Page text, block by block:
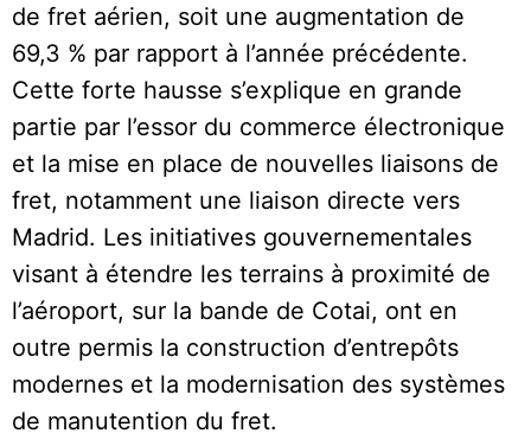
de fret aérien, soit une augmentation de
69,3 % par rapport à l’année précédente.
Cette forte hausse s’explique en grande
partie par l’essor du commerce électronique
et la mise en place de nouvelles liaisons de
fret, notamment une liaison directe vers
Madrid. Les initiatives gouvernementales
visant à étendre les terrains à proximité de
l’aéroport, sur la bande de Cotai, ont en
outre permis la construction d’entrepôts
modernes et la modernisation des systèmes
de manutention du fret.